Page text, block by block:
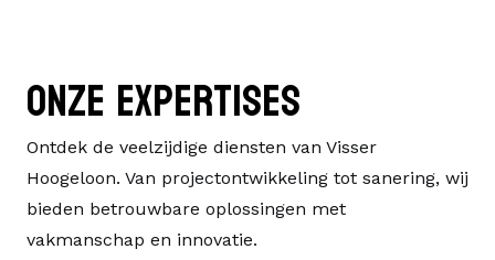
Onze expertises
Ontdek de veelzijdige diensten van Visser
Hoogeloon. Van projectontwikkeling tot sanering, wij
bieden betrouwbare oplossingen met
vakmanschap en innovatie.